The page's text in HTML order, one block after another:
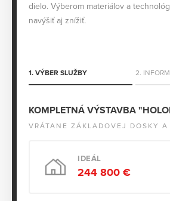
1. VÝBER SLUŽBY 2.
KOMPLETNÁ VÝSTAVBA
VRÁTANE ZÁKLADOVEJ DOSKY A
IDEÁL
244 800 €
dielo. Výberom materiálov a
navýšiť aj znížiť.